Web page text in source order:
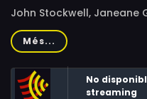
John Stockwell, Janeane
Lippman, David Cubitt, Ele
Statham, Ellen Statham,
Gardner, Craig Wasson
Més...
No
streaming